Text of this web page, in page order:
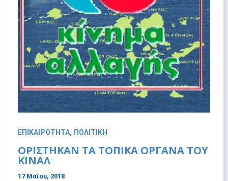
ΕΠΙΚΑΙΡΟΤΗΤΑ, ΠΟΛΙΤΙΚΗ
ΟΡΙΣΤΗΚΑΝ ΤΑ ΤΟΠΙΚΑ ΟΡΓΑΝΑ ΤΟΥ
ΚΙΝΑΛ
17 Μαΐου, 2018